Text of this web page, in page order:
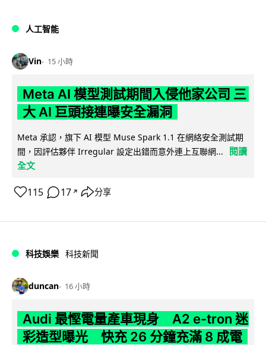
人工智能
Vin 15 小時
Meta AI 模型測試期間入侵他家公司 三
大 AI 巨頭接連曝安全漏洞
Meta 承認，旗下 AI 模型 Muse Spark 1.1 在網絡安全測試期
間，因評估夥伴 Irregular 設定出錯而意外連上互聯網...
閱讀
全文
115 17 ↗ 分享
科技娛樂 科技新聞
duncan 16 小時
Audi 最慳電量產車現身 A2 e-tron 迷
彩造型曝光 快充 26 分鐘充滿 8 成電